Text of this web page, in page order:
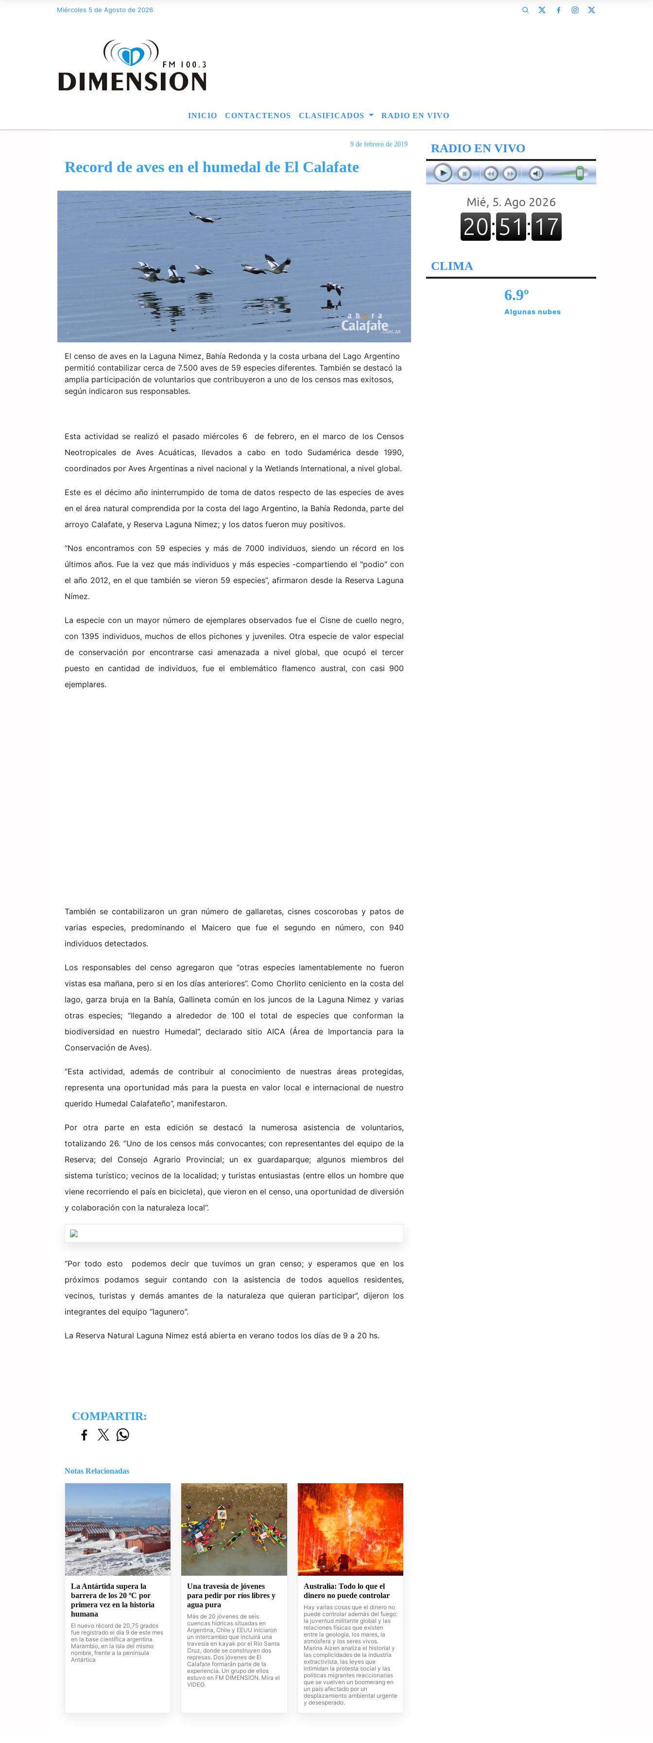
Miércoles 5 de Agosto de 2026
INICIO CONTACTENOS CLASIFICADOS RADIO EN VIVO
9 de febrero de 2019
Record de aves en el humedal de El Calafate
El censo de aves en la Laguna Nimez, Bahía Redonda y la costa urbana del Lago Argentino
permitió contabilizar cerca de 7.500 aves de 59 especies diferentes. También se destacó la
amplia participación de voluntarios que contribuyeron a uno de los censos mas exitosos,
según indicaron sus responsables.
Esta actividad se realizó el pasado miércoles 6 de febrero, en el marco de los Censos
Neotropicales de Aves Acuáticas, llevados a cabo en todo Sudamérica desde 1990,
coordinados por Aves Argentinas a nivel nacional y la Wetlands International, a nivel global.
Este es el décimo año ininterrumpido de toma de datos respecto de las especies de aves
en el área natural comprendida por la costa del lago Argentino, la Bahía Redonda, parte del
arroyo Calafate, y Reserva Laguna Nimez; y los datos fueron muy positivos.
“Nos encontramos con 59 especies y más de 7000 individuos, siendo un récord en los
últimos años. Fue la vez que más individuos y más especies -compartiendo el "podio" con
el año 2012, en el que también se vieron 59 especies”, afirmaron desde la Reserva Laguna
Nímez.
La especie con un mayor número de ejemplares observados fue el Cisne de cuello negro,
con 1395 individuos, muchos de ellos pichones y juveniles. Otra especie de valor especial
de conservación por encontrarse casi amenazada a nivel global, que ocupó el tercer
puesto en cantidad de individuos, fue el emblemático flamenco austral, con casi 900
ejemplares.
También se contabilizaron un gran número de gallaretas, cisnes coscorobas y patos de
varias especies, predominando el Maicero que fue el segundo en número, con 940
individuos detectados.
Los responsables del censo agregaron que “otras especies lamentablemente no fueron
vistas esa mañana, pero si en los días anteriores”. Como Chorlito ceniciento en la costa del
lago, garza bruja en la Bahía, Gallineta común en los juncos de la Laguna Nimez y varias
otras especies; “llegando a alrededor de 100 el total de especies que conforman la
biodiversidad en nuestro Humedal”, declarado sitio AICA (Área de Importancia para la
Conservación de Aves).
“Esta actividad, además de contribuir al conocimiento de nuestras áreas protegidas,
representa una oportunidad más para la puesta en valor local e internacional de nuestro
querido Humedal Calafateño”, manifestaron.
Por otra parte en esta edición se destacó la numerosa asistencia de voluntarios,
totalizando 26. “Uno de los censos más convocantes; con representantes del equipo de la
Reserva; del Consejo Agrario Provincial; un ex guardaparque; algunos miembros del
sistema turístico; vecinos de la localidad; y turistas entusiastas (entre ellos un hombre que
viene recorriendo el país en bicicleta), que vieron en el censo, una oportunidad de diversión
y colaboración con la naturaleza local”.
“Por todo esto podemos decir que tuvimos un gran censo; y esperamos que en los
próximos podamos seguir contando con la asistencia de todos aquellos residentes,
vecinos, turistas y demás amantes de la naturaleza que quieran participar”, dijeron los
integrantes del equipo “lagunero”.
La Reserva Natural Laguna Nimez está abierta en verano todos los días de 9 a 20 hs.
COMPARTIR:
Notas Relacionadas
La Antártida supera la
barrera de los 20 ºC por
primera vez en la historia
humana
El nuevo récord de 20,75 grados
fue registrado el día 9 de este mes
en la base científica argentina
Marambio, en la isla del mismo
nombre, frente a la península
Antártica
Una travesía de jóvenes
para pedir por ríos libres y
agua pura
Más de 20 jóvenes de seis
cuencas hídricas situadas en
Argentina, Chile y EEUU iniciaron
un intercambio que incluirá una
travesía en kayak por el Río Santa
Cruz, donde se construyen dos
represas. Dos jóvenes de El
Calafate formarán parte de la
experiencia. Un grupo de ellos
estuvo en FM DIMENSION. Mira el
VIDEO.
Australia: Todo lo que el
dinero no puede controlar
Hay varias cosas que el dinero no
puede controlar además del fuego:
la juventud militante global y las
relaciones físicas que existen
entre la geología, los mares, la
atmósfera y los seres vivos.
Marina Aizen analiza el historial y
las complicidades de la industria
extractivista, las leyes que
intimidan la protesta social y las
políticas migrantes reaccionarias
que se vuelven un boomerang en
un país afectado por un
desplazamiento ambiental urgente
y desesperado.
RADIO EN VIVO
CLIMA
6.9º
Algunas nubes